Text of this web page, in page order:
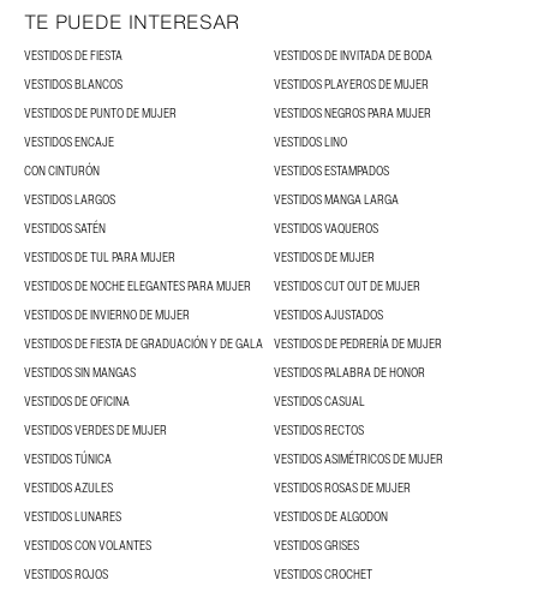
TE PUEDE INTERESAR
VESTIDOS DE FIESTA
VESTIDOS DE INVITADA DE BODA
VESTIDOS BLANCOS
VESTIDOS PLAYEROS DE MUJER
VESTIDOS DE PUNTO DE MUJER
VESTIDOS NEGROS PARA MUJER
VESTIDOS ENCAJE
VESTIDOS LINO
CON CINTURÓN
VESTIDOS ESTAMPADOS
VESTIDOS LARGOS
VESTIDOS MANGA LARGA
VESTIDOS SATÉN
VESTIDOS VAQUEROS
VESTIDOS DE TUL PARA MUJER
VESTIDOS DE MUJER
VESTIDOS DE NOCHE ELEGANTES PARA MUJER
VESTIDOS CUT OUT DE MUJER
VESTIDOS DE INVIERNO DE MUJER
VESTIDOS AJUSTADOS
VESTIDOS DE FIESTA DE GRADUACIÓN Y DE GALA VESTIDOS DE PEDRERÍA DE MUJER
VESTIDOS SIN MANGAS
VESTIDOS PALABRA DE HONOR
VESTIDOS DE OFICINA
VESTIDOS CASUAL
VESTIDOS VERDES DE MUJER
VESTIDOS RECTOS
VESTIDOS TÚNICA
VESTIDOS ASIMÉTRICOS DE MUJER
VESTIDOS AZULES
VESTIDOS ROSAS DE MUJER
VESTIDOS LUNARES
VESTIDOS DE ALGODON
VESTIDOS CON VOLANTES
VESTIDOS GRISES
VESTIDOS ROJOS
VESTIDOS CROCHET